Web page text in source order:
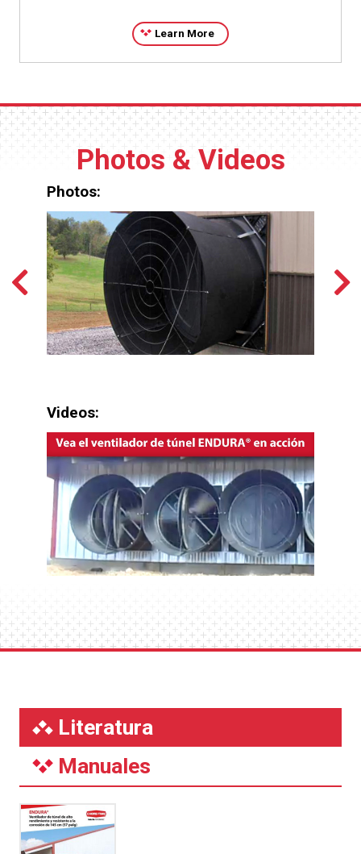
Learn More
Photos & Videos
Photos:
Videos:
Literatura
Manuales